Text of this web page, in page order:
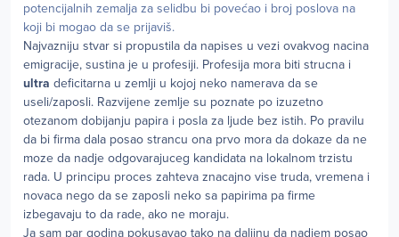
potencijalnih zemalja za selidbu bi povećao i broj poslova na
koji bi mogao da se prijaviš.
Najvazniju stvar si propustila da napises u vezi ovakvog nacina
emigracije, sustina je u profesiji. Profesija mora biti strucna i
ultra deficitarna u zemlji u kojoj neko namerava da se
useli/zaposli. Razvijene zemlje su poznate po izuzetno
otezanom dobijanju papira i posla za ljude bez istih. Po pravilu
da bi firma dala posao strancu ona prvo mora da dokaze da ne
moze da nadje odgovarajuceg kandidata na lokalnom trzistu
rada. U principu proces zahteva znacajno vise truda, vremena i
novaca nego da se zaposli neko sa papirima pa firme
izbegavaju to da rade, ako ne moraju.
Ja sam par godina pokusavao tako na daljinu da nadjem posao